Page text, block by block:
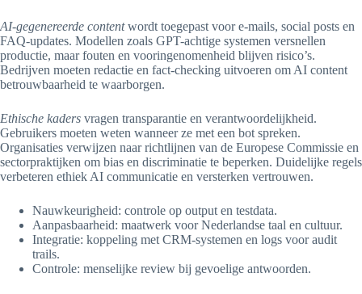
AI-gegenereerde contentwordt toegepast voor e-mails, social posts en
FAQ-updates. Modellen zoals GPT-achtige systemen versnellen
productie, maar fouten en vooringenomenheid blijven risico’s.
Bedrijven moeten redactie en fact-checking uitvoeren om AI content
betrouwbaarheid te waarborgen.
Ethische kaders vragen transparantie en verantwoordelijkheid.
Gebruikers moeten weten wanneer ze met een bot spreken.
Organisaties verwijzen naar richtlijnen van de Europese Commissie en
sectorpraktijken om bias en discriminatie te beperken. Duidelijke regels
verbeteren ethiek AI communicatie en versterken vertrouwen.
Nauwkeurigheid: controle op output en testdata.
Aanpasbaarheid: maatwerk voor Nederlandse taal en cultuur.
Integratie: koppeling met CRM-systemen en logs voor audit
trails.
Controle: menselijke review bij gevoelige antwoorden.